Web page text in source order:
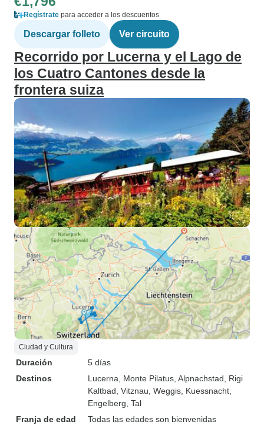
Regístrate para acceder a los descuentos
Descargar folleto Ver circuito
Recorrido por Lucerna y el Lago de
los Cuatro Cantones desde la
frontera suiza
Ciudad y Cultura
Duración
5 días
Destinos
Lucerna , Monte Pilatus , Alpnachstad , Rigi
Kaltbad , Vitznau , Weggis , Kuessnacht
Engelberg , Tal
Franja de edad
Todas las edades son bienvenidas